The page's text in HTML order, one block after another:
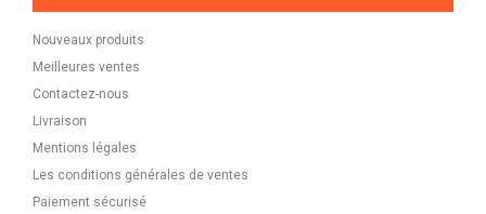
Nouveaux produits
Meilleures ventes
Contactez-nous
Livraison
Mentions légales
Les conditions générales de ventes
Paiement sécurisé